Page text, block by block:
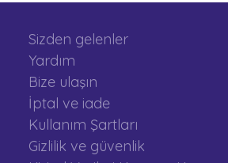
Sizden gelenler
Yardım
Bize ulaşın
İptal ve iade
Kullanım Şartları
Gizlilik ve güvenlik